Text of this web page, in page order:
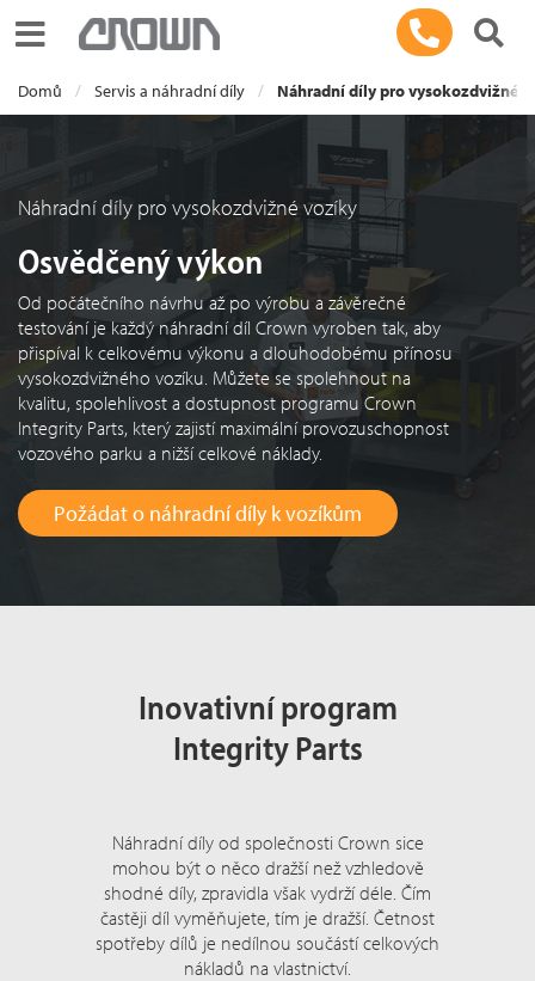
Toggle navigation
Domů Servis a náhradní díly Náhradní díly pro vysokozdvižné
Náhradní díly pro vysokozdvižné vozíky
Osvědčený výkon
Od počátečního návrhu až po výrobu a závěrečné
testování je každý náhradní díl Crown vyroben tak, aby
přispíval k celkovému výkonu a dlouhodobému přínosu
vysokozdvižného vozíku. Můžete se spolehnout na
kvalitu, spolehlivost a dostupnost programu Crown
Integrity Parts, který zajistí maximální provozuschopnost
vozového parku a nižší celkové náklady.
Požádat o náhradní díly k vozíkům
Inovativní program
Integrity Parts
Náhradní díly od společnosti Crown sice
mohou být o něco dražší než vzhledově
shodné díly, zpravidla však vydrží déle. Čím
častěji díl vyměňujete, tím je dražší. Četnost
spotřeby dílů je nedílnou součástí celkových
nákladů na vlastnictví.